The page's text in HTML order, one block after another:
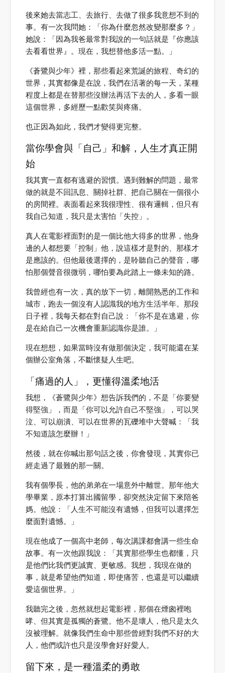
後來她去當志工、去旅行、去做了很多我意想不到的
事。有一次我問她：「你為什麼忽然改變那麼多？」
她說：「因為我爸最常對我說的一句話就是『你應該
去看看世界』。現在，我想替他多活一點。」
《蒼鷺與少年》裡，那些看起來荒誕的旅程、奇幻的
世界，其實都像是在說，我們在活著的每一天，某種
程度上都是在替那些沒辦法再活下去的人，多看一眼
這個世界，多經歷一點歡笑與疼痛。
也正因為如此，我們才變得更完整。
當你學會與「自己」和解，人生才真正開
始
我其實一直都有逃避的習慣。遇到難解的問題，最常
做的就是不回訊息、關掉社群、把自己關在一個很小
的房間裡。表面看起來我很理性、很有邏輯，但只有
我自己知道，我只是太害怕「失控」。
真人在電影裡面對的是一個比他大得多的世界，他身
邊的人都想要「控制」他，說這樣才是對的、那樣才
是應該的。但他最後選擇的，是聆聽自己的聲音，哪
怕那個聲音很微弱，哪怕要為此踏上一條未知的路。
我曾經也有一次，真的放下一切，離開熟悉的工作和
城市，跑去一個沒有人認識我的地方生活半年。那段
日子裡，我每天都在對自己說：「你不是在逃避，你
是在給自己一次機會重新認識你是誰。」
現在想想，如果當時沒有做那個決定，我可能還在某
個辦公室角落，不斷懷疑人生吧。
「痛過的人」，更懂得溫柔地活
我想，《蒼鷺與少年》想告訴我們的，不是「你要變
得堅強」，而是「你可以允許自己不堅強」，可以哭
泣、可以崩潰、可以在世界的瓦礫堆中大聲喊：「我
不知道該怎麼辦！」
然後，就在你喊出那句話之後，你會發現，其實你已
經走過了最難的那一關。
我有個學長，他的弟弟在一場意外中離世。那年他大
學畢業，原本打算出國留學，卻突然決定留下來陪爸
媽。他說：「人生不可能沒有遺憾，但我可以選擇怎
麼面對遺憾。」
現在他成了一個高中老師，每次講課都會講一些生命
故事。有一次他跟我說：「其實那些學生也都懂，只
是他們比我們更誠實、更敏感。我想，我現在做的
事，就是希望他們知道，即使痛苦，也還是可以繼續
愛這個世界。」
我聽完之後，忽然就想起電影裡，那個在煙囪裡咆
哮、但其實是孤獨的蒼鷺。他不是壞人，他只是太久
沒被理解。就像我們生命中那些曾經對我們不好的大
人，他們或許也只是沒學會好好愛人。
留下來，是一種溫柔的勇敢